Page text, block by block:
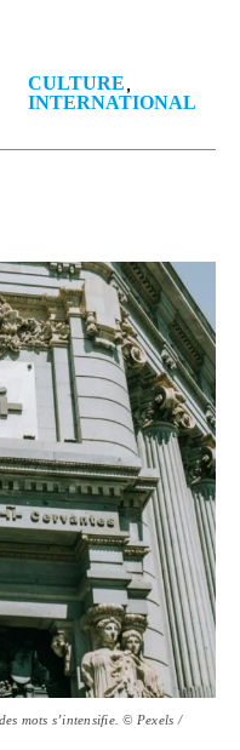
CULTURE
INTERNATIONAL
mots s’intensifie. © Pexels /